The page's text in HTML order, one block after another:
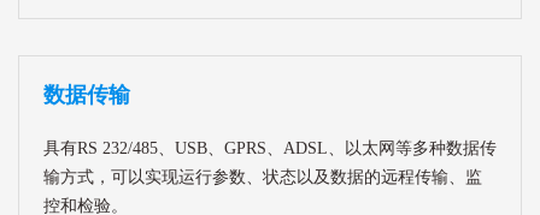
数据传输
具有RS 232/485、USB、GPRS、ADSL、以太网等多种数据传
输方式，可以实现运行参数、状态以及数据的远程传输、监
控和检验。